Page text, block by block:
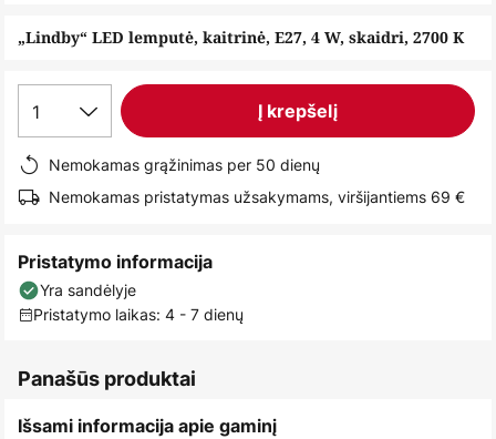
the
„Lindby“ LED lemputė, kaitrinė, E27, 4 W, skaidri, 2700 K
1 Į krepšelį
Nemokamas grąžinimas per 50 dienų
Nemokamas pristatymas užsakymams, viršijantiems 69 €
Pristatymo informacija
Yra sandėlyje
Pristatymo laikas: 4 - 7 dienų
Panašūs produktai
Išsami informacija apie gaminį